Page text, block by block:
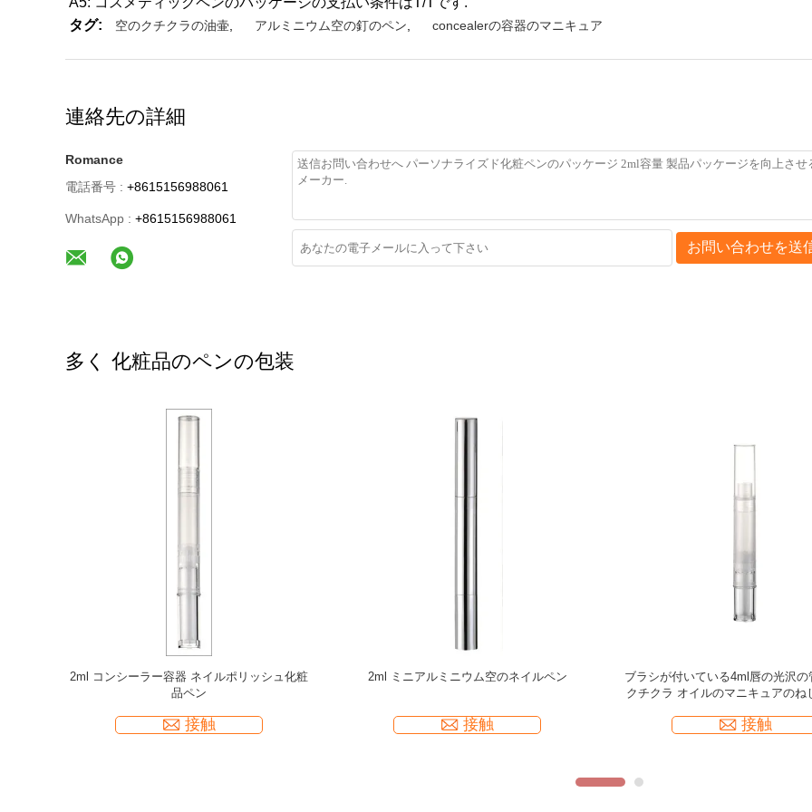
タグ:
空のクチクラの油壷 アルミニウム空の釘のペン concealerの容器のマニキュア
連絡先の詳細
Romance
電話番号 : +8615156988061
WhatsApp : +8615156988061
お問い合わせを送
多く 化粧品のペンの包装
化粧品のねじれのペンの容器オイルのゲルのク
リームのねじれのペンの唇の光沢の管2.0ml小
接触
空の釘オイルを包む2ML化粧品のペンは
接触
ブラシの空のクチクラ オイルが
6ML空の化粧品のペンはPPの円形
接触